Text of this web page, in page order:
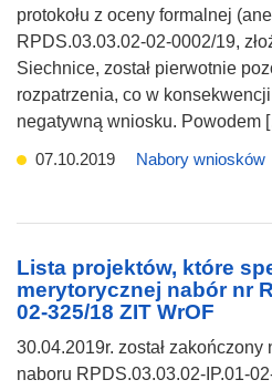
protokołu z oceny formalnej
RPDS.03.03.02-02-0002/19,
Siechnice, został pierwotnie
rozpatrzenia, co w
negatywną wniosku. Powodem
07.10.2019
Nabory wniosków
Lista projektów, które
merytorycznej nabór nr
02-325/18 ZIT WrOF
30.04.2019r. został
naboru RPDS.03.03.02-IP.01-